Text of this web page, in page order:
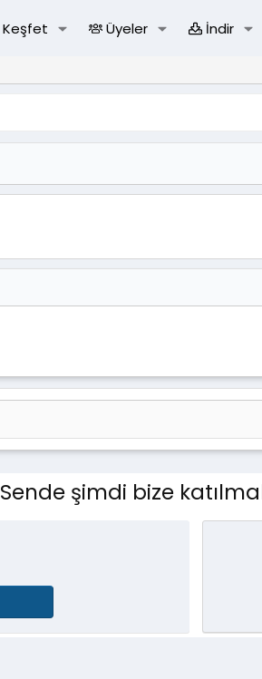
Keşfet Üyeler İndir
Sende şimdi bize